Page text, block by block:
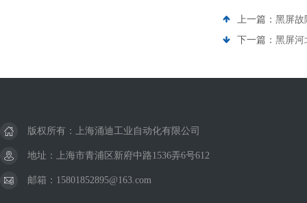
上一篇： 黑屏故
下一篇： 黑屏河
版权所有：上海涌迪工业自动化有限公司
地址：上海市青浦区新府中路1536弄6号612
邮箱：15801852895@163.com